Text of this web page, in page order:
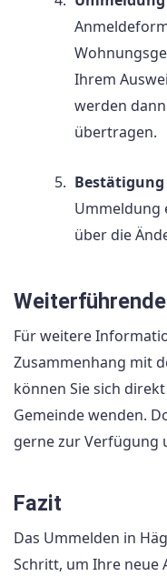
Ihrem
werden
übertragen.
Ummeldung
über die
Für weitere
Zusammenhang mit
können Sie sich
Gemeinde wenden.
gerne zur Verfügung
Fazit
Das Ummelden in
Schritt, um Ihre neue